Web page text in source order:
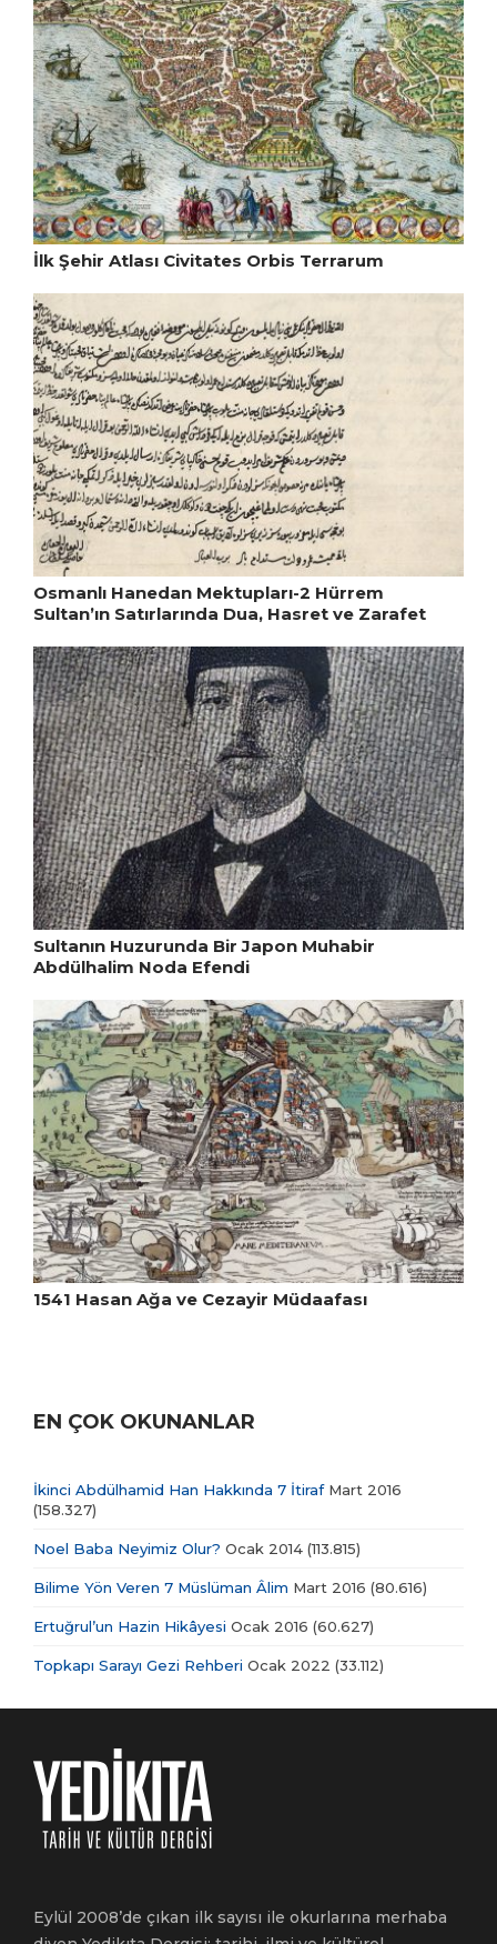
İlk Şehir Atlası Civitates Orbis Terrarum
Osmanlı Hanedan Mektupları-2 Hürrem
Sultan’ın Satırlarında Dua, Hasret ve Zarafet
Sultanın Huzurunda Bir Japon Muhabir
Abdülhalim Noda Efendi
1541 Hasan Ağa ve Cezayir Müdaafası
EN ÇOK OKUNANLAR
İkinci Abdülhamid Han Hakkında 7 İtirafMart 2016
(158.327)
Noel Baba Neyimiz Olur? Ocak 2014 (113.815)
Bilime Yön Veren 7 Müslüman Âlim Mart 2016 (80.616)
Ertuğrul’un Hazin Hikâyesi Ocak 2016 (60.627)
Topkapı Sarayı Gezi Rehberi Ocak 2022 (33.112)
Eylül 2008’de çıkan ilk sayısı ile okurlarına merhaba